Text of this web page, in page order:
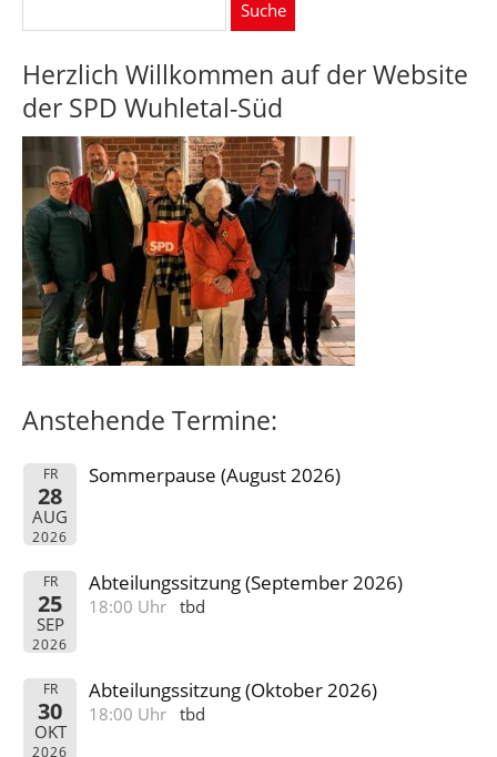
Herzlich Willkommen auf der Website
der SPD Wuhletal-Süd
Anstehende Termine:
FR
28
AUG
2026
Sommerpause (August 2026)
FR
25
SEP
2026
Abteilungssitzung (September 2026)
18:00 Uhr tbd
FR
30
OKT
2026
Abteilungssitzung (Oktober 2026)
18:00 Uhr tbd